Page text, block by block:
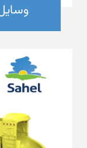
وسایل بازی